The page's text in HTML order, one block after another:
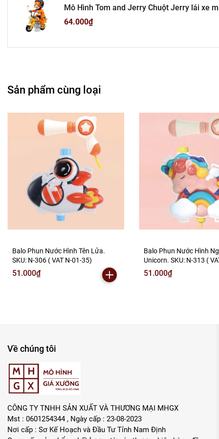
Cửa Hàng
Liên hệ :
Bán
Rất mong hợp tác
Mô Hình Tom and Jerry Chuột Jerry lái xe
N1-K19-T1-S1
64.000₫
Sản phẩm cùng loại
Balo Phun Nước Hình Tên Lửa.
SKU: N-306 ( VAT N-01-35)
51.000₫
Balo Phun Nước Hình
Unicorn. SKU: N-313 (
51.000₫
Về chúng tôi
CÔNG TY TNHH SẢN XUẤT VÀ THƯƠNG MẠI MHGX
Mst : 0601254344 , Ngày cấp : 23-08-2023
Nơi cấp : Sơ Kế Hoạch và Đầu Tư Tỉnh Nam Định